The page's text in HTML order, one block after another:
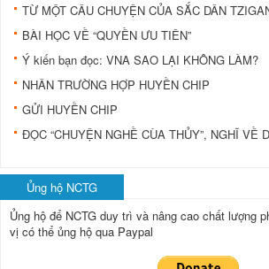
TỪ MỘT CÂU CHUYỆN CỦA SẮC DÂN
BÀI HỌC VỀ “QUYỀN ƯU TIÊN”
Ý kiến bạn đọc: VNA SAO LẠI KHÔNG LÀM?
NHÂN TRƯỜNG HỢP HUYỀN CHIP
GỬI HUYỀN CHIP
ĐỌC “CHUYỆN NGHỀ CÙA THỦY”, NGHĨ VỀ
Ủng hộ NCTG
Ủng hộ để NCTG duy trì và nâng cao chất lượng
vị có thể ủng hộ qua Paypal